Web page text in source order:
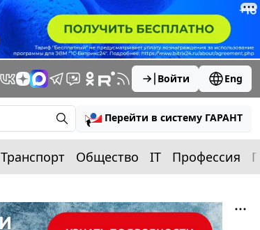
Войти Eng
Перейти в систему ГАРАНТ
Транспорт Общество IT Профессия